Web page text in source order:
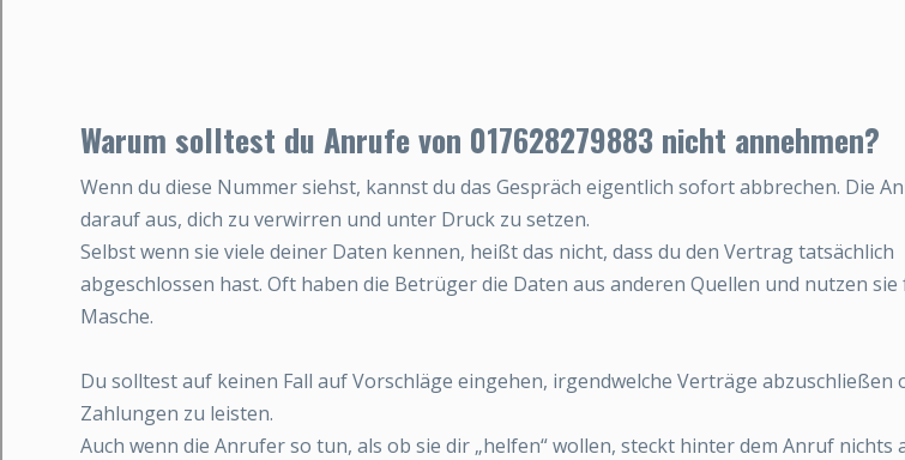
Warum solltest du Anrufe von 017628279883 nicht annehmen?
Wenn du diese Nummer siehst, kannst du das Gespräch eigentlich sofort abbrechen. Die
darauf aus, dich zu verwirren und unter Druck zu setzen.
Selbst wenn sie viele deiner Daten kennen, heißt das nicht, dass du den Vertrag tatsächlich
abgeschlossen hast. Oft haben die Betrüger die Daten aus anderen Quellen und nutzen
Masche.
Du solltest auf keinen Fall auf Vorschläge eingehen, irgendwelche Verträge abzuschließen
Zahlungen zu leisten.
Auch wenn die Anrufer so tun, als ob sie dir „helfen“ wollen, steckt hinter dem Anruf nichts